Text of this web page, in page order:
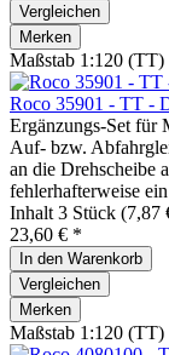
Vergleichen
Merken
Maßstab 1:120 (TT)
Roco 35901 - TT -
Ergänzungs-Set für
Auf- bzw.
an die Drehscheibe
fehlerhafterweise
Inhalt 3 Stück (7,87
23,60 € *
In den Warenkorb
Vergleichen
Merken
Maßstab 1:120 (TT)